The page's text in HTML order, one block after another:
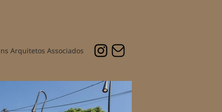
Arquitetos Associados